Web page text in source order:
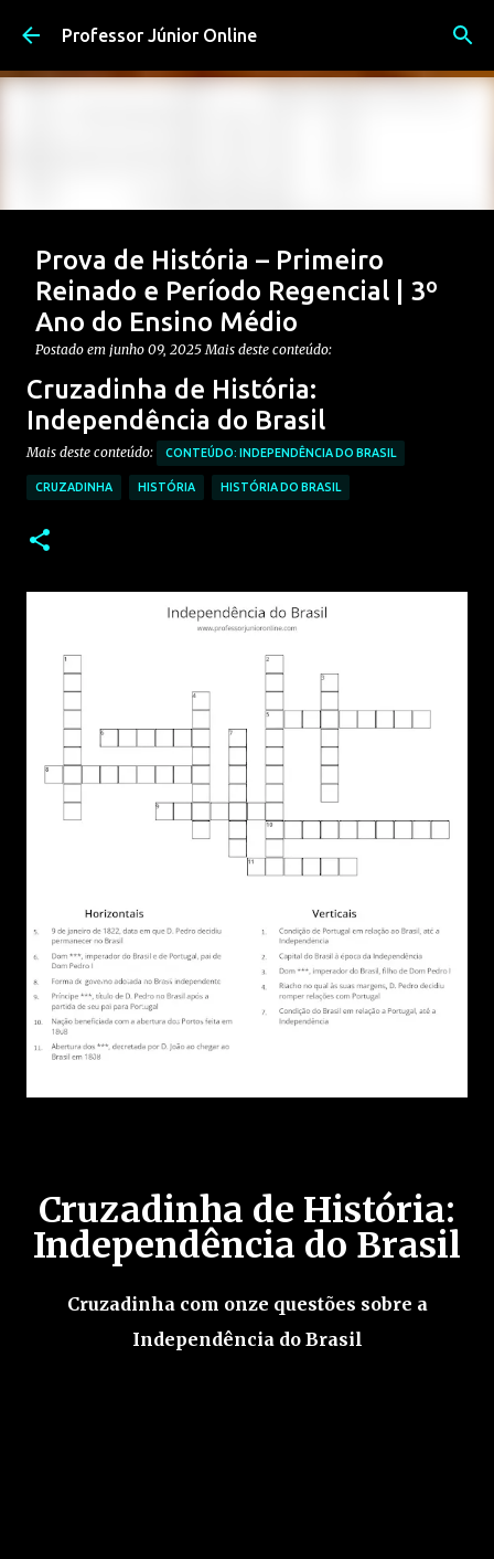
Pular para o conteúdo principal
Professor Júnior Online
Postagem em destaque
Prova de História – Primeiro
Reinado e Período Regencial | 3º
Ano do Ensino Médio
Postado em junho 09, 2025Mais deste conteúdo:
CONTEÚDO: PRIMEIRO REINADO ENSINO MÉDIO
PROVAS DE HISTÓRIA MÉDIO
0
Cruzadinha de História:
Independência do Brasil
Mais deste conteúdo: CONTEÚDO: INDEPENDÊNCIA DO BRASIL
CRUZADINHA HISTÓRIA HISTÓRIA DO BRASIL
Cruzadinha de História:
Independência do Brasil
Cruzadinha com onze questões sobre a
Independência do Brasil